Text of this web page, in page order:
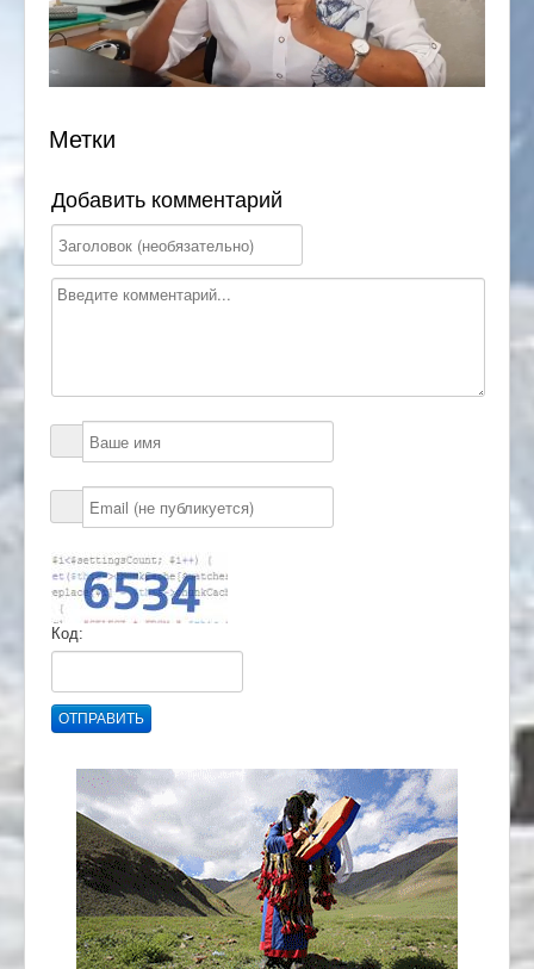
Метки
Добавить комментарий
Код:
ОТПРАВИТЬ